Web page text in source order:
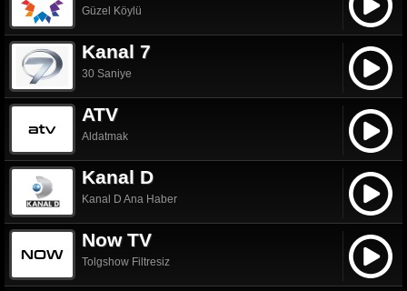
Güzel Köylü
Kanal 7
30 Saniye
ATV
Aldatmak
Kanal D
Kanal D Ana Haber
Now TV
Tolgshow Filtresiz